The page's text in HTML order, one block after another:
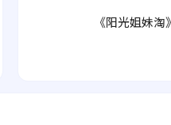
《阳光姐妹